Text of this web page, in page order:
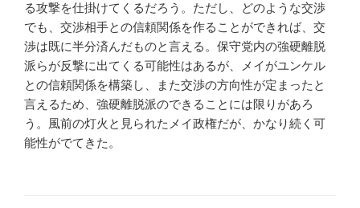
る攻撃を仕掛けてくるだろう。ただし、どのような交渉
でも、交渉相手との信頼関係を作ることができれば、交
渉は既に半分済んだものと言える。保守党内の強硬離脱
派らが反撃に出てくる可能性はあるが、メイがユンケル
との信頼関係を構築し、また交渉の方向性が定まったと
言えるため、強硬離脱派のできることには限りがあろ
う。風前の灯火と見られたメイ政権だが、かなり続く可
能性がでてきた。